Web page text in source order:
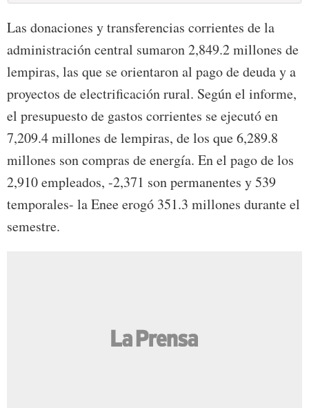
Las donaciones y transferencias corrientes de la
administración central sumaron 2,849.2 millones de
lempiras, las que se orientaron al pago de deuda y a
proyectos de electrificación rural. Según el informe,
el presupuesto de gastos corrientes se ejecutó en
7,209.4 millones de lempiras, de los que 6,289.8
millones son compras de energía. En el pago de los
2,910 empleados, -2,371 son permanentes y 539
temporales- la Enee erogó 351.3 millones durante el
semestre.